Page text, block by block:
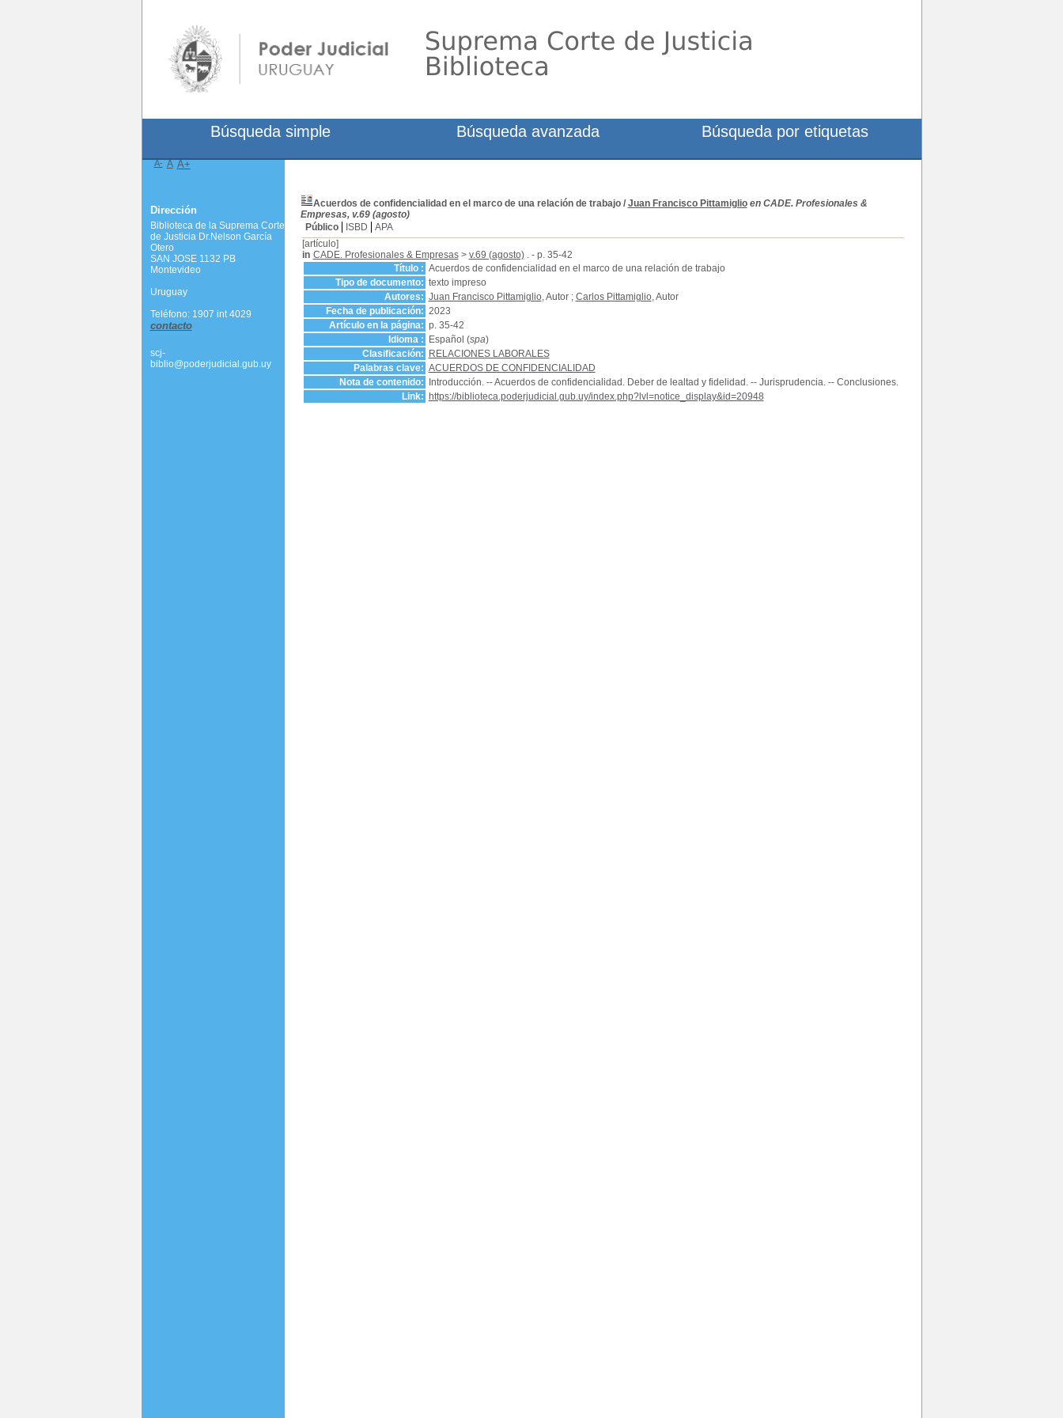
Acuerdos de confidencialidad en el marco de una relación de trabajo/ Juan Francisco Pittamiglio en CADE. Profesionales &
Empresas, v.69 (agosto)
Público
ISBD
APA
[artículo]
in CADE. Profesionales & Empresas> v.69 (agosto). - p. 35-42
Título : Acuerdos de confidencialidad en el marco de una relación de trabajo
Tipo de documento: texto impreso
Autores: Juan Francisco Pittamiglio, Autor ; Carlos Pittamiglio, Autor
Fecha de publicación: 2023
Artículo en la página: p. 35-42
Idioma :
Español (spa)
Clasificación:
RELACIONES LABORALES
Palabras clave: ACUERDOS DE CONFIDENCIALIDAD
Nota de contenido:
Introducción. -- Acuerdos de confidencialidad. Deber de lealtad y fidelidad. -- Jurisprudencia. -- Conclusiones.
Link:
https://biblioteca.poderjudicial.gub.uy/index.php?lvl=notice_display&id=20948
Búsqueda simple Búsqueda avanzada Búsqueda por etiquetas
A- A A+
Dirección
Biblioteca de la Suprema Corte
de Justicia Dr.Nelson García
Otero
SAN JOSE 1132 PB
Montevideo
Uruguay
Teléfono: 1907 int 4029
contacto
scj-
biblio@poderjudicial.gub.uy